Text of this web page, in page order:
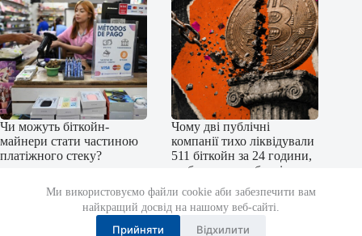
Ми використовуємо файли cookie аби забезпечити вам
найкращий досвід на нашому веб-сайті.
Прийняти Відхилити
Чи можуть біткойн-
майнери стати частиною
платіжного стеку?
Чому дві публічні
компанії тихо ліквідували
511 біткойн за 24 години,
щоб уникнути боргів у
31,7 мільйона доларів
27 Липня, 2026